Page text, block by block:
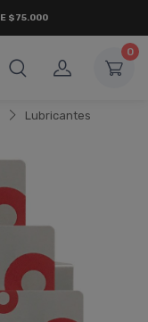
0
Lubricantes